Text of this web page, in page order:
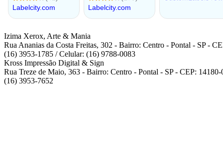
Izima Xerox, Arte & Mania
Rua Ananias da Costa Freitas, 302 - Bairro: Centro - Pontal - SP -
(16) 3953-1785 / Celular: (16) 9788-0083
Kross Impressão Digital & Sign
Rua Treze de Maio, 363 - Bairro: Centro - Pontal - SP - CEP: 14180-
(16) 3953-7652